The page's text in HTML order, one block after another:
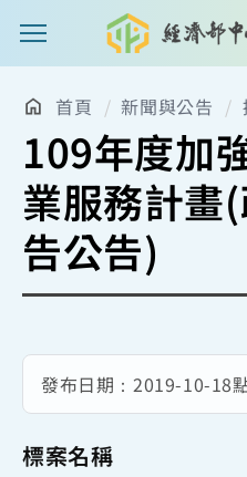
主選單案扭
首頁 新聞與公告
109年度加
業服務計畫
告公告)
發布日期： 2019-10-18
標案名稱